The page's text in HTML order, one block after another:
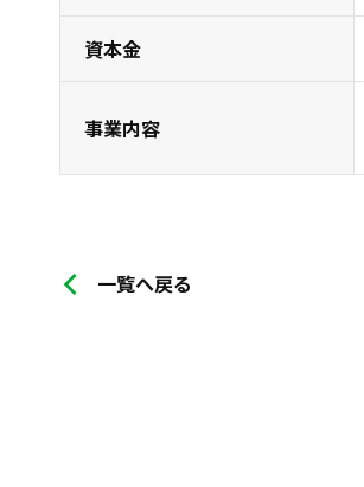
資本金
事業内容
一覧へ戻る